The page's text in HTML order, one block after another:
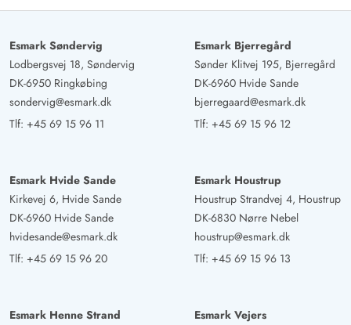
Esmark Søndervig
Lodbergsvej 18, Søndervig
DK-6950 Ringkøbing
sondervig@esmark.dk
Tlf: +45 69 15 96 11
Esmark Bjerregård
Sønder Klitvej 195, Bjerregård
DK-6960 Hvide Sande
bjerregaard@esmark.dk
Tlf: +45 69 15 96 12
Esmark Hvide Sande
Kirkevej 6, Hvide Sande
DK-6960 Hvide Sande
hvidesande@esmark.dk
Tlf: +45 69 15 96 20
Esmark Houstrup
Houstrup Strandvej 4, Houstrup
DK-6830 Nørre Nebel
houstrup@esmark.dk
Tlf: +45 69 15 96 13
Esmark Henne Strand
Esmark Vejers